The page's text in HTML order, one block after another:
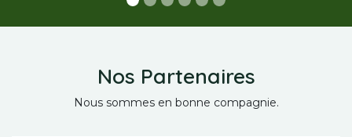
Nos Partenaires
Nous sommes en bonne compagnie.